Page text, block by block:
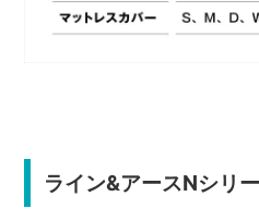
ライン&アースNシリ